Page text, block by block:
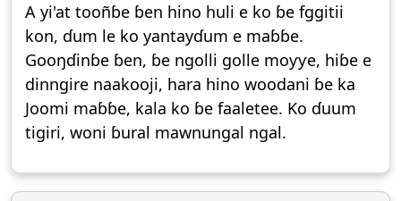
A yi'at tooñɓe ɓen hino huli e ko ɓe fggitii
kon, ɗum le ko yantayɗum e maɓɓe.
Gooŋɗinɓe ɓen, ɓe ngolli golle moƴƴe, hiɓe e
dinngire naakooji, hara hino woodani ɓe ka
Joomi maɓɓe, kala ko ɓe faaletee. Ko ɗuum
tigiri, woni ɓural mawnungal ngal.